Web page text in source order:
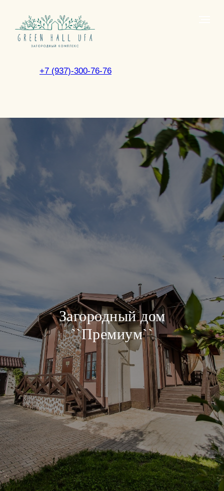
+7 (937)-300-76-76
Загородный дом
``Премиум``